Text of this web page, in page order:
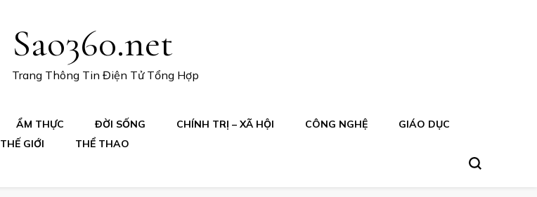
Sao360.net
Trang Thông Tin Điện Tử Tổng Hợp
ẨM THỰC ĐỜI SỐNG CHÍNH TRỊ – XÃ HỘI CÔNG NGHỆ
GIÁO DỤC
THẾ GIỚI
THỂ THAO